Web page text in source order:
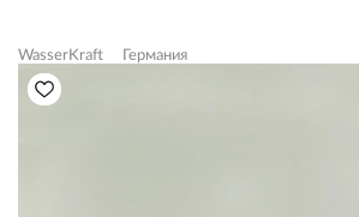
WasserKraft Германия